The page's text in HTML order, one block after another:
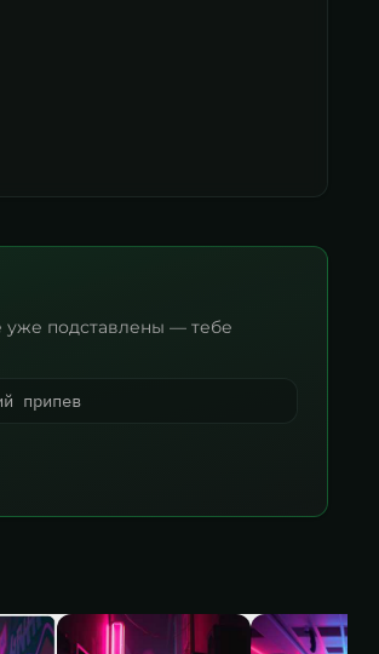
подставлены — тебе
припев